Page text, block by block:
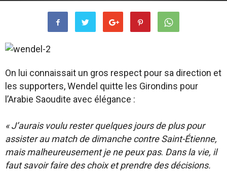
On lui connaissait un gros respect pour sa direction et
les supporters, Wendel quitte les Girondins pour
l’Arabie Saoudite avec élégance :
« J’aurais voulu rester quelques jours de plus pour
assister au match de dimanche contre Saint-Étienne,
mais malheureusement je ne peux pas. Dans la vie, il
faut savoir faire des choix et prendre des décisions.